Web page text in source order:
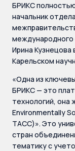
БРИКС
начальник
международного
Ирина
Карельском
«Одна из
БРИКС — это
технологий, она
Environmentally
ТАСС)». Это
стран
тематику с